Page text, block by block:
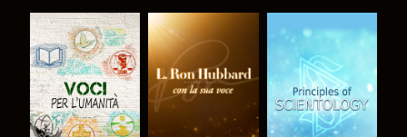
ESPLORA LE
SERIE
ESPLORA LE
SERIE
ESPLORA LE
SERIE